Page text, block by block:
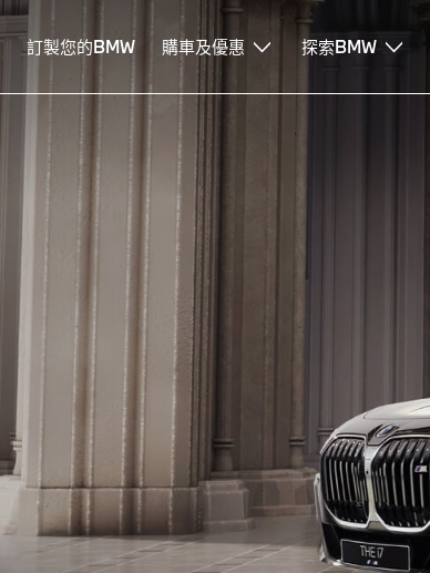
訂製您的BMW 購車及優惠 探索BMW